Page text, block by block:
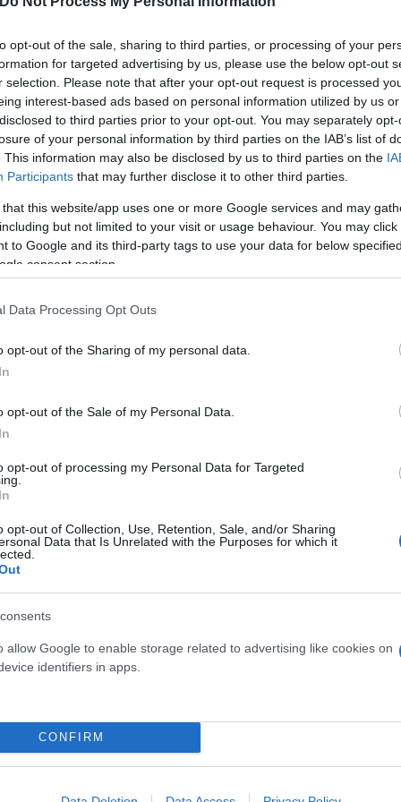
opt-out of the sale, sharing to third parties, or processing of your
for targeted advertising by us, please use the below opt-out
selection. Please note that after your opt-out request is processed
interest-based ads based on personal information utilized by us
to third parties prior to your opt-out. You may separately
of your personal information by third parties on the IAB’s list of
This information may also be disclosed by us to third parties on the
Participants that may further disclose it to other third parties.
that this website/app uses one or more Google services and may
but not limited to your visit or usage behaviour. You may
to Google and its third-party tags to use your data for below
consent section.
Data Processing Opt Outs
opt-out of the Sharing of my personal data.
opt-out of the Sale of my Personal Data.
opt-out of processing my Personal Data for Targeted
opt-out of Collection, Use, Retention, Sale, and/or Sharing
Data that Is Unrelated with the Purposes for which it
allow Google to enable storage related to advertising like cookies on
identifiers in apps.
CONFIRM
τραυματίες, τόνισε πως θεώρησε
να βρεθεί σήμερα στην Θεσσαλονίκη και
«μία άνανδρη δολοφονική επίθεση» ενώ
την περίθαλψη των τραυματιών. «Η μητέρα της
και διαμήνυσε πως «η βία δεν έχει καμία θέση
μανδύα των κοινωνικών αγώνων για να προβούν
θα αντιμετωπιστούν. Έχω απόλυτη
αυτούς οι οποίοι διέπραξαν αυτή την άθλια
και να αποδοθούν όλες οι ευθύνες έτσι όπως
θα αντιμετωπιστούν ως εγκληματίες»